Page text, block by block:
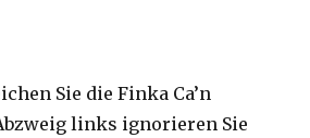
Sie die Finka Ca’n
links ignorieren Sie